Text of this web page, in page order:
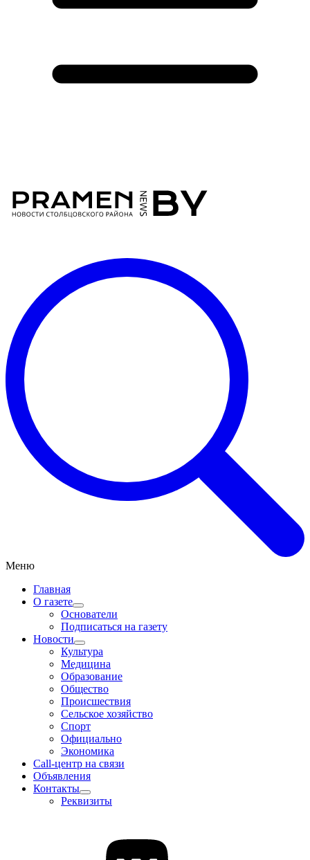
Меню
Главная
О газете
Основатели
Подписаться на газету
Новости
Культура
Медицина
Образование
Общество
Происшествия
Сельское хозяйство
Спорт
Официально
Экономика
Call-центр на связи
Объявления
Контакты
Реквизиты